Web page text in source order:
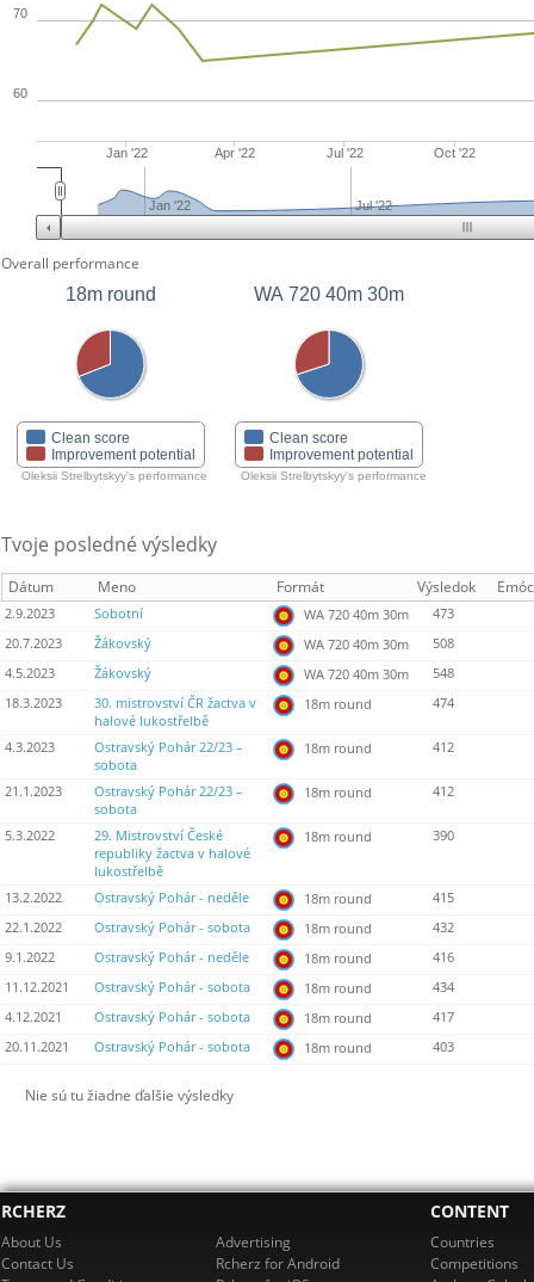
Jan '22 Apr '22 Jul '22 Oct '22
60
70
Jan '22 Jul '22
Overall performance
18m round
Clean score
Improvement potential
Oleksii Strelbytskyy's performance
WA 720 40m 30m
Clean score
Improvement potential
Oleksii Strelbytskyy's performance
Tvoje posledné výsledky
Dátum Meno Formát Výsledok
2.9.2023 Sobotní WA 720 40m 30m
473
20.7.2023
Žákovský WA 720 40m 30m
508
4.5.2023
Žákovský WA 720 40m 30m
548
18.3.2023
30. mistrovství ČR žactva v
halové lukostřelbě
18m round 474
4.3.2023
Ostravský Pohár 22/23 –
sobota
18m round 412
21.1.2023
Ostravský Pohár 22/23 –
sobota
18m round 412
5.3.2022
29. Mistrovství České
republiky žactva v halové
lukostřelbě
18m round 390
13.2.2022 Ostravský Pohár - neděle 18m round
415
22.1.2022
Ostravský Pohár - sobota 18m round
432
9.1.2022
Ostravský Pohár - neděle 18m round
416
11.12.2021
Ostravský Pohár - sobota 18m round
434
4.12.2021
Ostravský Pohár - sobota 18m round
417
20.11.2021
Ostravský Pohár - sobota 18m round 403
Nie sú tu žiadne ďalšie výsledky
RCHERZ
About Us
Contact Us
Advertising
Rcherz for Android
CONTENT
Countries
Competitions